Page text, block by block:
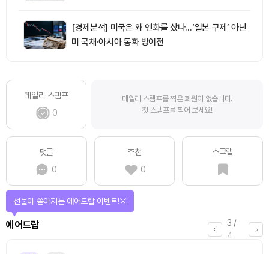
[경제분석] 미국은 왜 엔화를 샀나…‘일본 구제’ 아닌
미 국채·아시아 통화 방어전
데일리 스탬프
0
데일리 스탬프를 찍은 회원이 없습니다.
첫 스탬프를 찍어 보세요!
댓글
0
추천
0
스크랩
3 /
4
에어드랍
선물이 쏟아지는 에어드랍 이벤트!